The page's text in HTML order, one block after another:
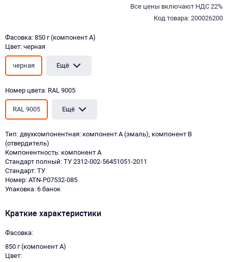
Все цены включают НДС 22%
Код товара: 200026200
Фасовка: 850 г (компонент А)
Цвет: черная
черная Ещё
Номер цвета: RAL 9005
RAL 9005 Ещё
Тип: двухкомпонентная: компонент А (эмаль); компонент В
(отвердитель)
Компонентность: компонент А
Стандарт полный: ТУ 2312-002-56451051-2011
Стандарт: ТУ
Номер: ATN-P07532-085
Упаковка: 6 банок
Краткие характеристики
Фасовка
850 г (компонент А)
Цвет